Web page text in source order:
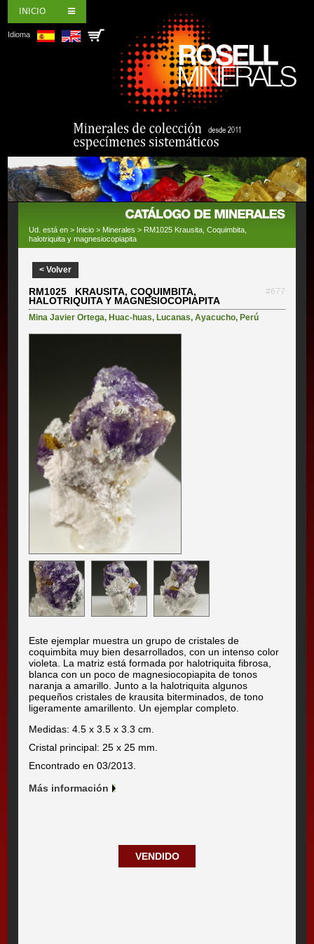
INICIO
Idioma
Ud. está en > Inicio > Minerales > RM1025 Krausita, Coquimbita,
halotriquita y magnesiocopiapita
< Volver
RM1025 KRAUSITA, COQUIMBITA,
HALOTRIQUITA Y MAGNESIOCOPIAPITA
#677
Mina Javier Ortega,Huac-huas,Lucanas,Ayacucho,Perú
Este ejemplar muestra un grupo de cristales de
coquimbita muy bien desarrollados, con un intenso color
violeta. La matriz está formada por halotriquita fibrosa,
blanca con un poco de magnesiocopiapita de tonos
naranja a amarillo. Junto a la halotriquita algunos
pequeños cristales de krausita biterminados, de tono
ligeramente amarillento. Un ejemplar completo.
Medidas: 4.5 x 3.5 x 3.3 cm.
Cristal principal: 25 x 25 mm.
Encontrado en 03/2013.
Más información
VENDIDO